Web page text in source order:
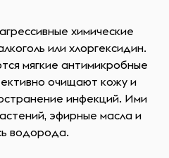
химические
или хлоргексидин.
мягкие антимикробные
очищают кожу и
инфекций. Ими
эфирные масла и
водорода.